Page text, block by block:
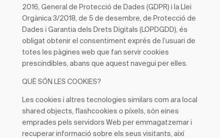
2016, General de Protecció de Dades (GDPR) i la Llei
Orgànica 3/2018, de 5 de desembre, de Protecció de
Dades i Garantia dels Drets Digitals (LOPDGDD), és
obligat obtenir el consentiment exprés de l’usuari de
totes les pàgines web que fan servir cookies
prescindibles, abans que aquest navegui per elles.
QUÈ SÓN LES COOKIES?
Les cookies i altres tecnologies similars com ara local
shared objects, flashcookies o píxels, són eines
emprades pels servidors Web per emmagatzemar i
recuperar informació sobre els seus visitants, així